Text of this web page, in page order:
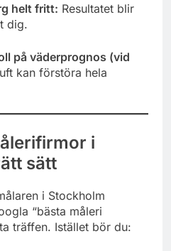
helt fritt: Resultatet blir
dig.
på väderprognos (vid
kan förstöra hela
i
sätt
i Stockholm
“bästa måleri
träffen. Istället bör du: